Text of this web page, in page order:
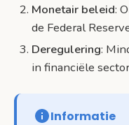
Monetair beleid:
de Federal
Deregulering:
in financiële
Informatie